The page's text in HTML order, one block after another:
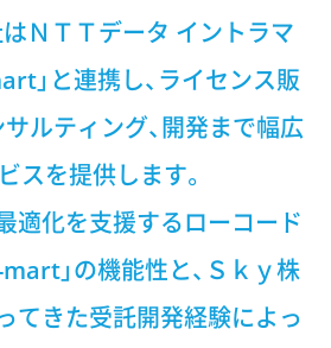
ＮＴＴデータ イントラマ
」と連携し、 ライセンス販
ルティング、開発まで幅広
スを提供します。
適化を支援するローコード
」の機能性と、 Ｓｋｙ株
てきた受託開発経験によっ